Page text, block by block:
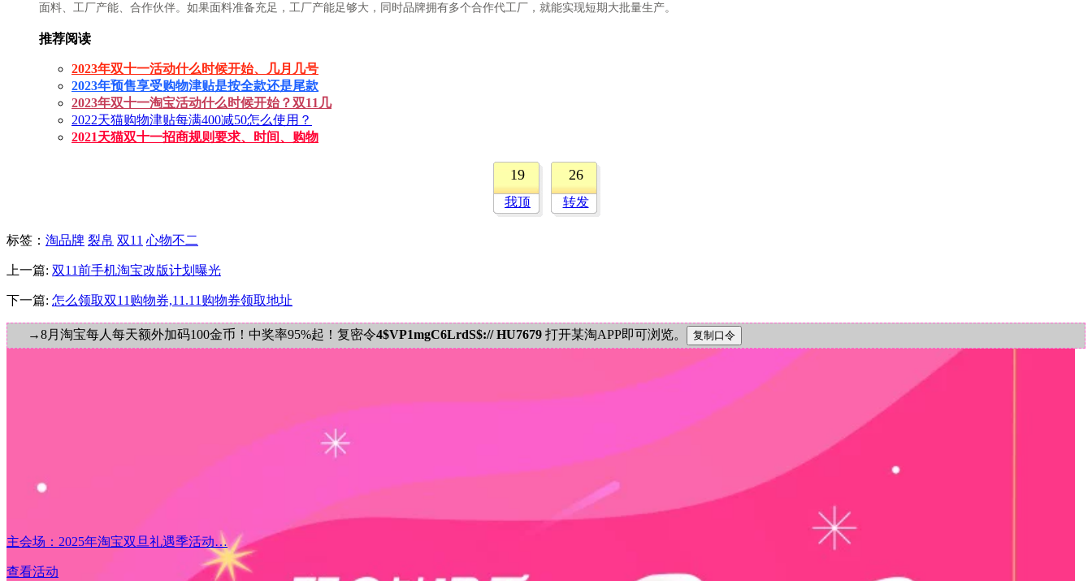
面料、工厂产能、合作伙伴。如果面料准备充足，工厂产能足够大，同时品牌拥有多个合作代工厂，就能实现短期大批量生产。
推荐阅读
2023年双十一活动什么时候开始、几月几号
2023年预售享受购物津贴是按全款还是尾款
2023年双十一淘宝活动什么时候开始？双11几
2022天猫购物津贴每满400减50怎么使用？
2021天猫双十一招商规则要求、时间、购物
19
我顶
26
转发
标签 ： 淘品牌 裂帛 双11 心物不二
上一篇: 双11前手机淘宝改版计划曝光
下一篇: 怎么领取双11购物券,11.11购物券领取地址
→8月淘宝每人每天额外加码100金币！中奖率95%起！复密令4$VP1mgC6LrdS$:// HU7679 打开某淘APP即可浏览。
主会场：2025年淘宝双旦礼遇季活动…
查看活动